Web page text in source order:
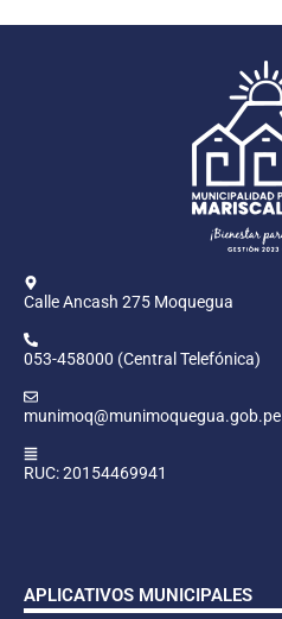
Calle Ancash 275 Moquegua
053-458000 (Central Telefónica)
munimoq@munimoquegua.gob.pe
RUC: 20154469941
APLICATIVOS MUNICIPALES